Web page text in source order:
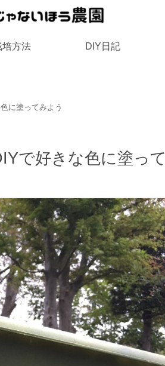
培方法 DIY日記
に塗ってみよう
で好きな色に塗って